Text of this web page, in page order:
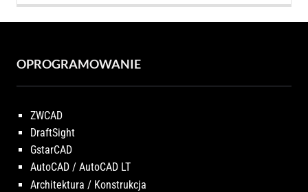
OPROGRAMOWANIE
ZWCAD
DraftSight
GstarCAD
AutoCAD / AutoCAD LT
Architektura / Konstrukcja